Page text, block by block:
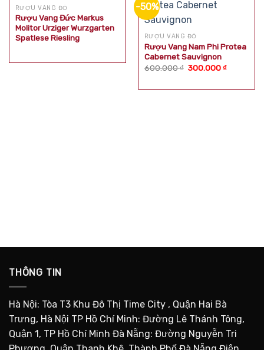
RƯỢU VANG ĐỎ
Rượu Vang Đức Markus
Molitor Urziger Wurzgarten
Spatlese Riesling
-50%
RƯỢU VANG ĐỎ
Rượu Vang Nam Phi Protea
Cabernet Sauvignon
600.000₫ Giá
600.000 ₫.
300.000₫Giá
là:
THÔNG TIN
Hà Nội: Tòa T3 Khu Đô Thị Time City , Quận Hai Bà
Trưng, Hà Nội TP Hồ Chí Minh: Đường Lê Thánh Tông,
Quận 1, TP Hồ Chí Minh Đà Nẵng: Đường Nguyễn Tri